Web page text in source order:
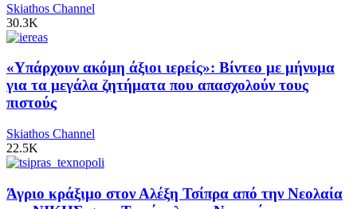
Skiathos Channel
30.3K
«Υπάρχουν ακόμη άξιοι ιερείς»: Βίντεο με μήνυμα
για τα μεγάλα ζητήματα που απασχολούν τους
πιστούς
Skiathos Channel
22.5K
Άγριο κράξιμο στον Αλέξη Τσίπρα από την Νεολαία